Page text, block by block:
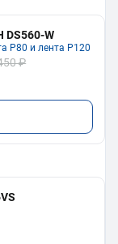
DS560-W
P80 и лента P120
₽